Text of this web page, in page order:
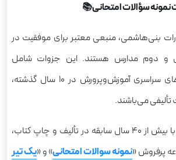
سؤالات امتحانی📚
بنی‌هاشمی، منبعی معتبر برای موفقیت در
و دوم مدارس هستند. این جزوات شامل
مجموعه‌ای از آزمون‌های سراسری آموزش‌وپرورش در ۱۰ سال گذشته،
تألیفی می‌باشند.
انتشارات بنی‌هاشمی با بیش از ۴۰ سال سابقه در تألیف و چاپ کتاب،
پرفروش «نمونه سوالات امتحانی» و «یک تیر